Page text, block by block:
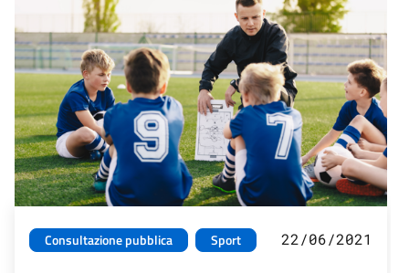
Consultazione pubblica Sport 22/06/2021